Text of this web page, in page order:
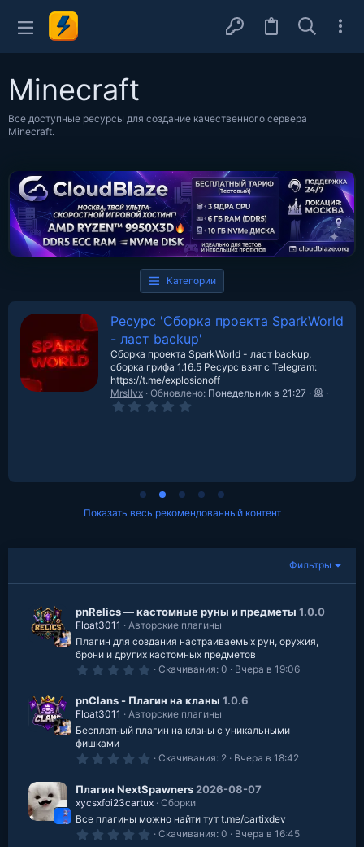
Minecraft
Все доступные ресурсы для создание качественного сервера
Minecraft.
Категории
Ресурс 'Сборка проекта SparkWorld
- ласт backup'
Сборка проекта SparkWorld - ласт backup,
сборка грифа 1.16.5 Ресурс взят с Telegram:
https://t.me/explosionoff
Mrsllvx Обновлено: Понедельник в 21:27
з
д
Показать весь рекомендованный контент
Фильтры
pnRelics — кастомные руны и предметы 1.0.0
Float3011
Авторские плагины
Плагин для создания настраиваемых рун, оружия,
брони и других кастомных предметов
0
0
з
в
е
Скачивания 0 Вчера в 19:06
pnClans - Плагин на кланы 1.0.6
Float3011
Авторские плагины
Бесплатный плагин на кланы с уникальными
фишками
0
0
з
в
е
з
Скачивания 2 Вчера в 18:42
Плагин NextSpawners 2026-08-07
xycsxfoi23cartux Сборки
Все плагины можно найти тут t.me/cartixdev
0 Скачивания 0 Вчера в 16:45